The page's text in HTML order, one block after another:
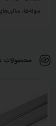
سوله‌ها،
محصولات